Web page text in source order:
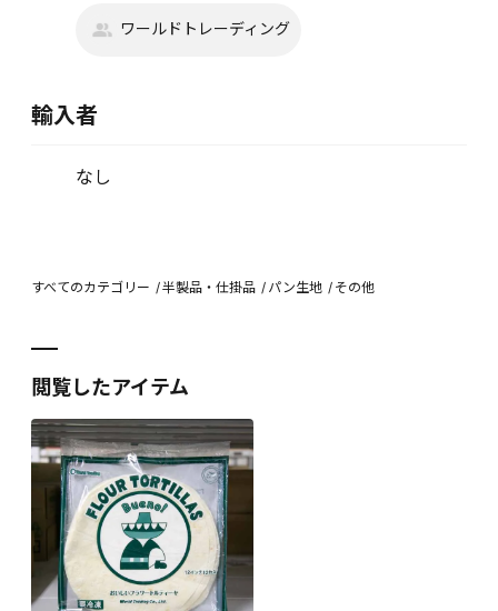
ワールドトレーディング
輸入者
なし
すべてのカテゴリー 半製品・仕掛品 パン生地 その他
閲覧したアイテム